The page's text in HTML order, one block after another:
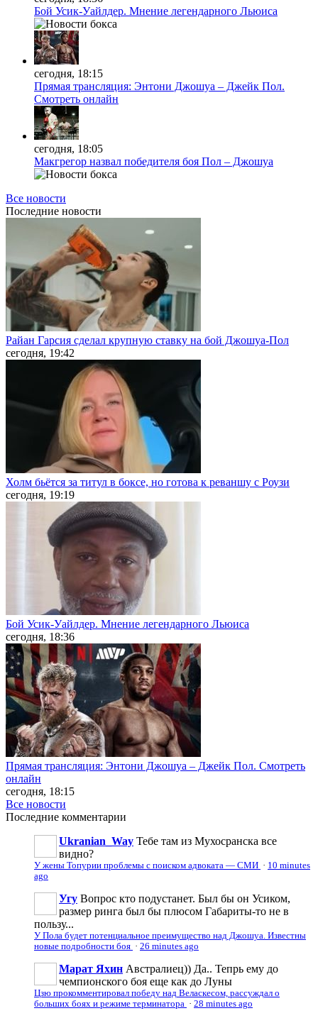
Бой Усик-Уайлдер. Мнение легендарного Льюиса
сегодня, 18:15
Прямая трансляция: Энтони Джошуа – Джейк Пол.
Смотреть онлайн
сегодня, 18:05
Макгрегор назвал победителя боя Пол – Джошуа
Все новости
Последние новости
Райан Гарсия сделал крупную ставку на бой Джошуа-Пол
сегодня, 19:42
Холм бьётся за титул в боксе, но готова к реваншу с Роузи
сегодня, 19:19
Бой Усик-Уайлдер. Мнение легендарного Льюиса
сегодня, 18:36
Прямая трансляция: Энтони Джошуа – Джейк Пол. Смотреть
онлайн
сегодня, 18:15
Все новости
Последние комментарии
Ukranian_Way Тебе там из Мухосранска все
видно?
У жены Топурии проблемы с поиском адвоката — СМИ · 10 minutes
ago
Угу Вопрос кто подустанет. Был бы он Усиком,
размер ринга был бы плюсом Габариты-то не в
пользу...
У Пола будет потенциальное преимущество над Джошуа. Известны
новые подробности боя · 26 minutes ago
Марат Яхин Австралиец)) Да.. Тепрь ему до
чемпионского боя еще как до Луны
Цзю прокомментировал победу над Веласкесом, рассуждал о
больших боях и режиме терминатора · 28 minutes ago